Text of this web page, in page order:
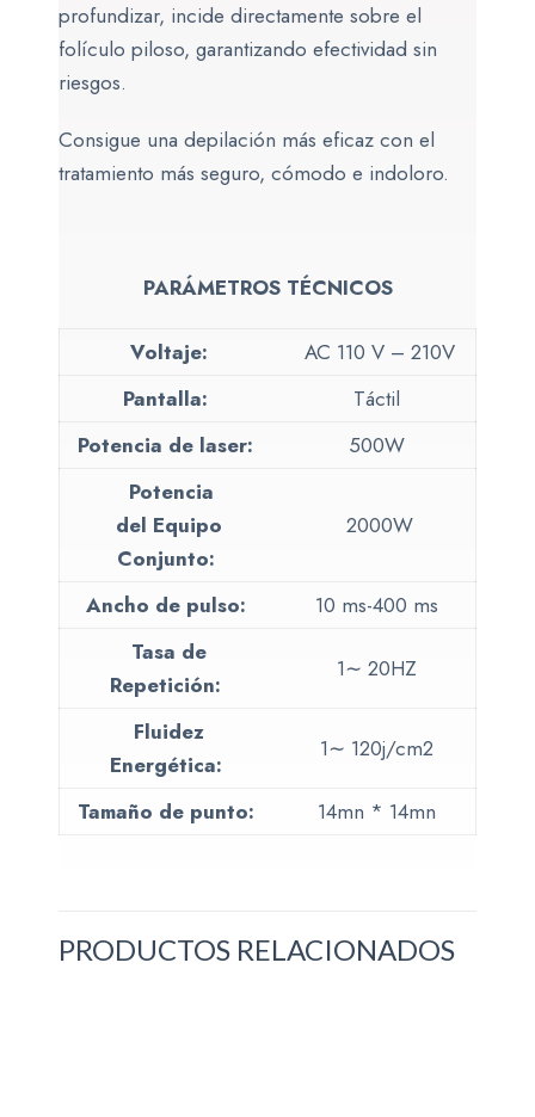
profundizar, incide directamente sobre el
folículo piloso, garantizando efectividad sin
riesgos.
Consigue una depilación más eficaz con el
tratamiento más seguro, cómodo e indoloro.
PARÁMETROS TÉCNICOS
Voltaje:
AC 110 V – 210V
Pantalla:
Táctil
Potencia de laser:
500W
Potencia
del Equipo
Conjunto:
2000W
Ancho de pulso:
10 ms-400 ms
Tasa de
Repetición:
1∼ 20HZ
Fluidez
Energética:
1∼ 120j/cm2
Tamaño de punto: 14mn * 14mn
PRODUCTOS RELACIONADOS